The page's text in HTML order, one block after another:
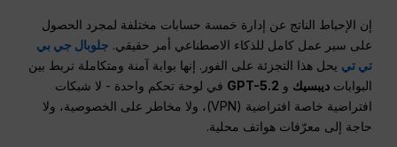
إن الإحباط الناتج عن إدارة خمسة حسابات مختلفة لمجرد الحصول
على سير عمل كامل للذكاء الاصطناعي أمر حقيقي. جلوبال جي بي
تي تي يحل هذا التجزئة على الفور. إنها بوابة آمنة ومتكاملة تربط بين
البواباتديبسيك و GPT-5.2 في لوحة تحكم واحدة - لا شبكات
افتراضية خاصة افتراضية (VPN)، ولا مخاطر على الخصوصية، ولا
حاجة إلى معرّفات هواتف محلية.